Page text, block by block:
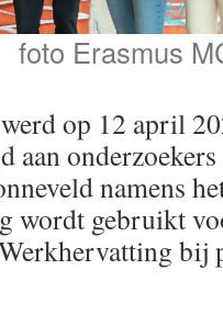
foto Erasmus
op 12 april
aan
namens
wordt gebruikt
bij